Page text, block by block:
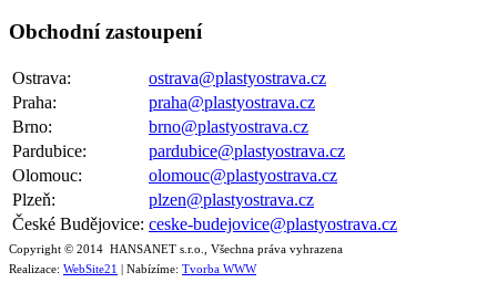
Obchodní zastoupení
Ostrava:
ostrava@plastyostrava.cz
Praha:
praha@plastyostrava.cz
Brno:
brno@plastyostrava.cz
Pardubice:
pardubice@plastyostrava.cz
Olomouc:
olomouc@plastyostrava.cz
Plzeň:
plzen@plastyostrava.cz
České Budějovice: ceske-budejovice@plastyostrava.cz
Copyright © 2014 HANSANET s.r.o., Všechna práva vyhrazena
Realizace: WebSite21 | Nabízíme: Tvorba WWW